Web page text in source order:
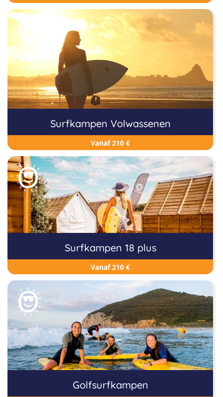
Surfkampen Volwassenen
Vanaf 210 €
Surfkampen 18 plus
Vanaf 210 €
Golfsurfkampen